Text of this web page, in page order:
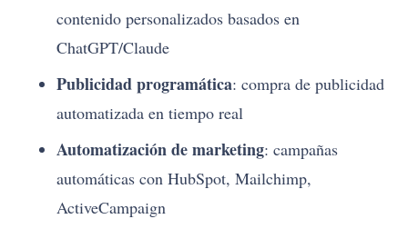
contenido personalizados basados en
ChatGPT/Claude
Publicidad programática: compra de publicidad
automatizada en tiempo real
Automatización de marketing: campañas
automáticas con HubSpot, Mailchimp,
ActiveCampaign